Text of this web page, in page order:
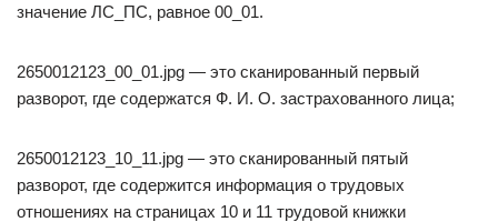
значение ЛС_ПС, равное 00_01.
2650012123_00_01.jpg — это сканированный первый
разворот, где содержатся Ф. И. О. застрахованного лица;
2650012123_10_11.jpg — это сканированный пятый
разворот, где содержится информация о трудовых
отношениях на страницах 10 и 11 трудовой книжки